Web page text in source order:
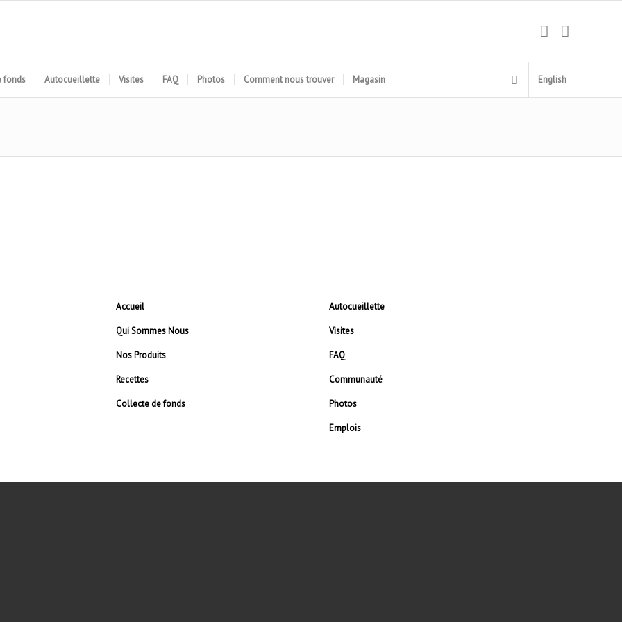
fonds Autocueillette Visites FAQ Photos Comment nous trouver Magasin English
Accueil
Qui Sommes Nous
Nos Produits
Recettes
Collecte de fonds
Autocueillette
Visites
FAQ
Communauté
Photos
Emplois